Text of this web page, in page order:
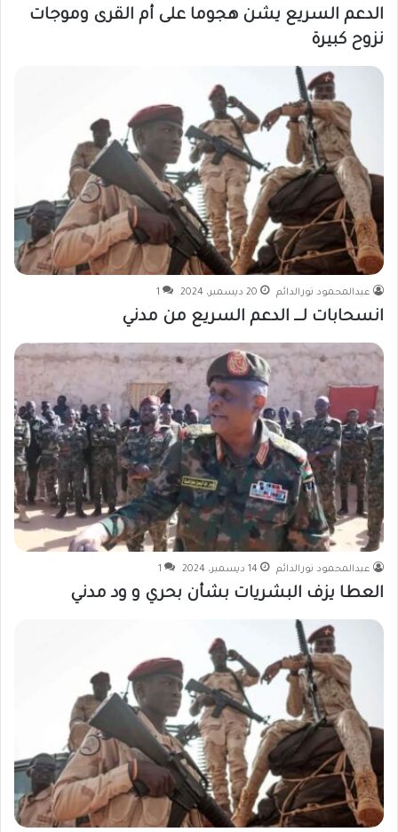
الدعم السريع يشن هجوما على أم القرى وموجات
نزوح كبيرة
عبدالمحمود نورالدائم 20 ديسمبر، 2024 1
انسحابات لـــ الدعم السريع من مدني
عبدالمحمود نورالدائم 14 ديسمبر، 2024 1
العطا يزف البشريات بشأن بحري و ود مدني